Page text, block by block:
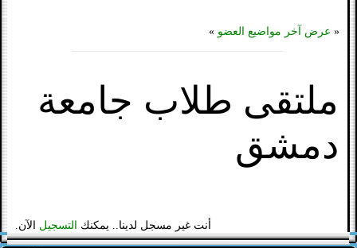
« عرض آخر مواضيع العضو »
ملتقى طلاب جامعة
دمشق
أنت غير مسجل لدينا.. يمكنك التسجيل الآن.